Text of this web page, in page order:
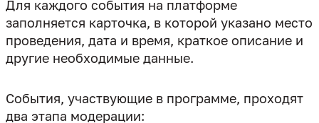
Для каждого события на платформе
заполняется карточка, в которой указано место
проведения, дата и время, краткое описание и
другие необходимые данные.
События, участвующие в программе, проходят